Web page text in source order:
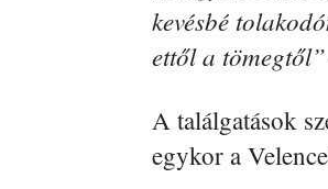
kevésbé
ettől a tömegtől”
A találgatások
egykor a